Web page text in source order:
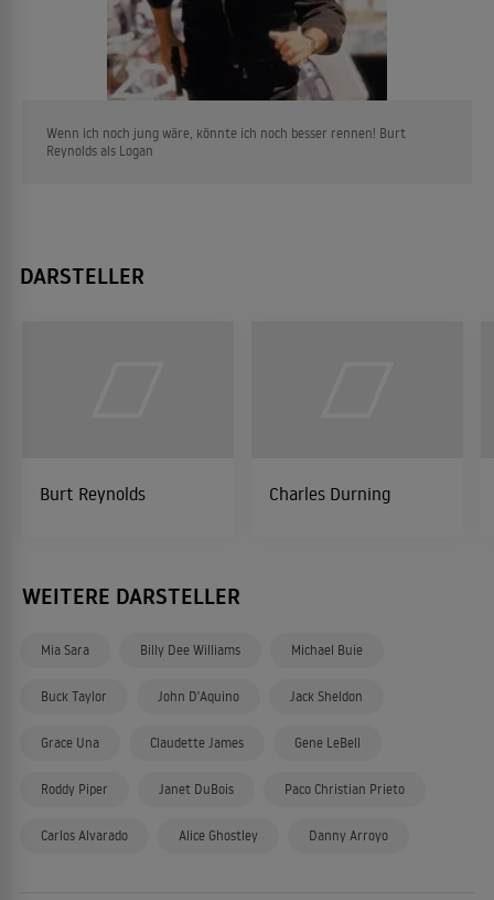
Wenn ich noch jung wäre, könnte ich noch besser rennen! Burt
Reynolds als Logan
DARSTELLER
Burt Reynolds Charles Durning
WEITERE DARSTELLER
Mia Sara Billy Dee Williams Michael Buie
Buck Taylor John D'Aquino Jack Sheldon
Grace Una Claudette James Gene LeBell
Roddy Piper Janet DuBois Paco Christian Prieto
Carlos Alvarado Alice Ghostley Danny Arroyo